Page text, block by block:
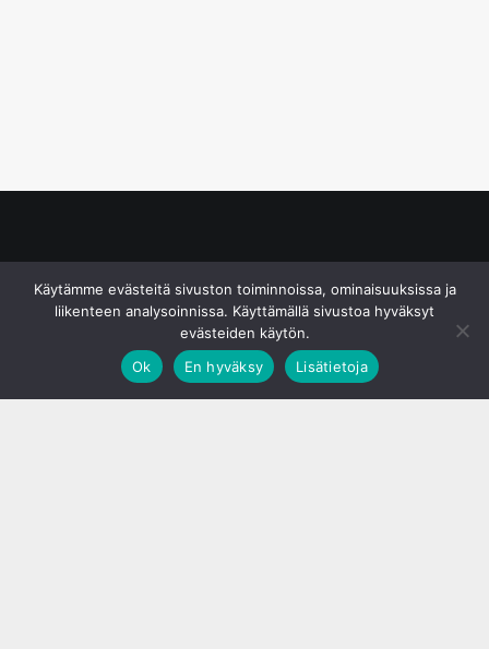
Käytämme evästeitä sivuston toiminnoissa, ominaisuuksissa ja
liikenteen analysoinnissa. Käyttämällä sivustoa hyväksyt
evästeiden käytön.
Ok
En hyväksy Lisätietoja